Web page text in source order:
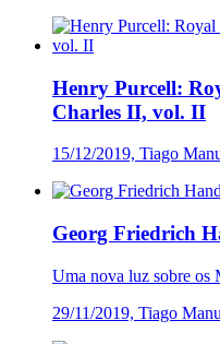
Henry Purcell:
Charles II, vol. II
15/12/2019, Tiago
Georg Friedrich
Uma nova luz sobre os
29/11/2019, Tiago